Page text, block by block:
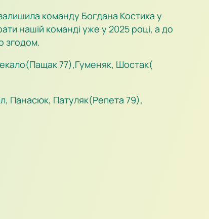
команду Богдана Костика у
нашій команді уже у 2025 році, а до
згодом.
77),Гуменяк, Шостак(
Панасюк, Патуляк(Репета 79),